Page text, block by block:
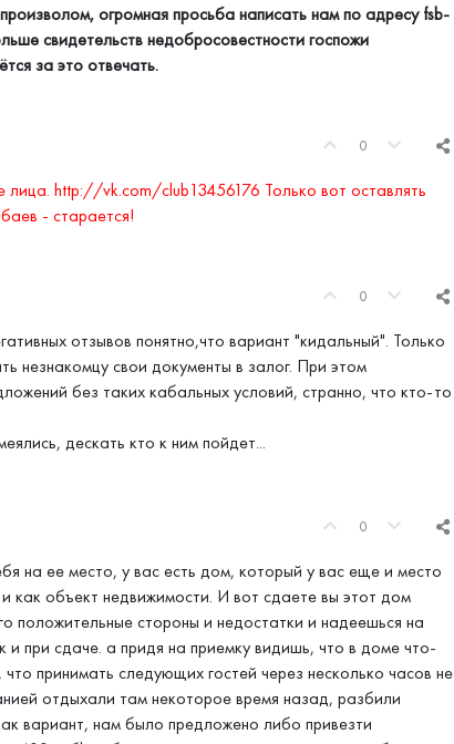
огромная просьба написать нам по адресу fsb-
свидетельств недобросовестности госпожи
за это отвечать.
0
http://vk.com/club13456176 Только вот оставлять
- старается!
0
отзывов понятно,что вариант "кидальный". Только
незнакомцу свои документы в залог. При этом
без таких кабальных условий, странно, что кто-то
дескать кто к ним пойдет...
0
на ее место, у вас есть дом, который у вас еще и место
как объект недвижимости. И вот сдаете вы этот дом
положительные стороны и недостатки и надеешься на
при сдаче. а придя на приемку видишь, что в доме что-
принимать следующих гостей через несколько часов не
отдыхали там некоторое время назад, разбили
вариант, нам было предложено либо привезти